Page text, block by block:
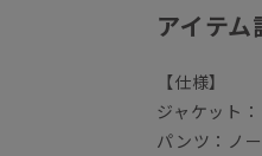
アイテム
【仕様】
ジャケット
パンツ：ノ